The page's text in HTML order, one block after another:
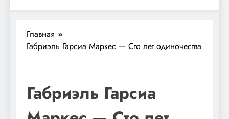
Главная
Габриэль Гарсиа Маркес — Сто лет одиночества
Габриэль Гарсиа